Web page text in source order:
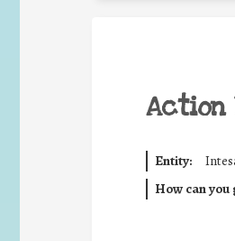
Action
Entity:
How can you